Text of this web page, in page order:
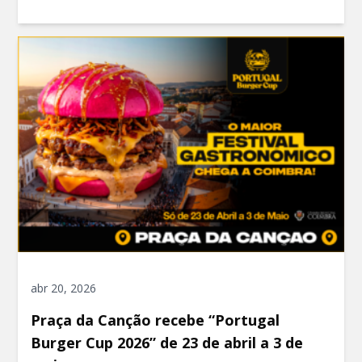
abr 20, 2026
Praça da Canção recebe “Portugal
Burger Cup 2026” de 23 de abril a 3 de